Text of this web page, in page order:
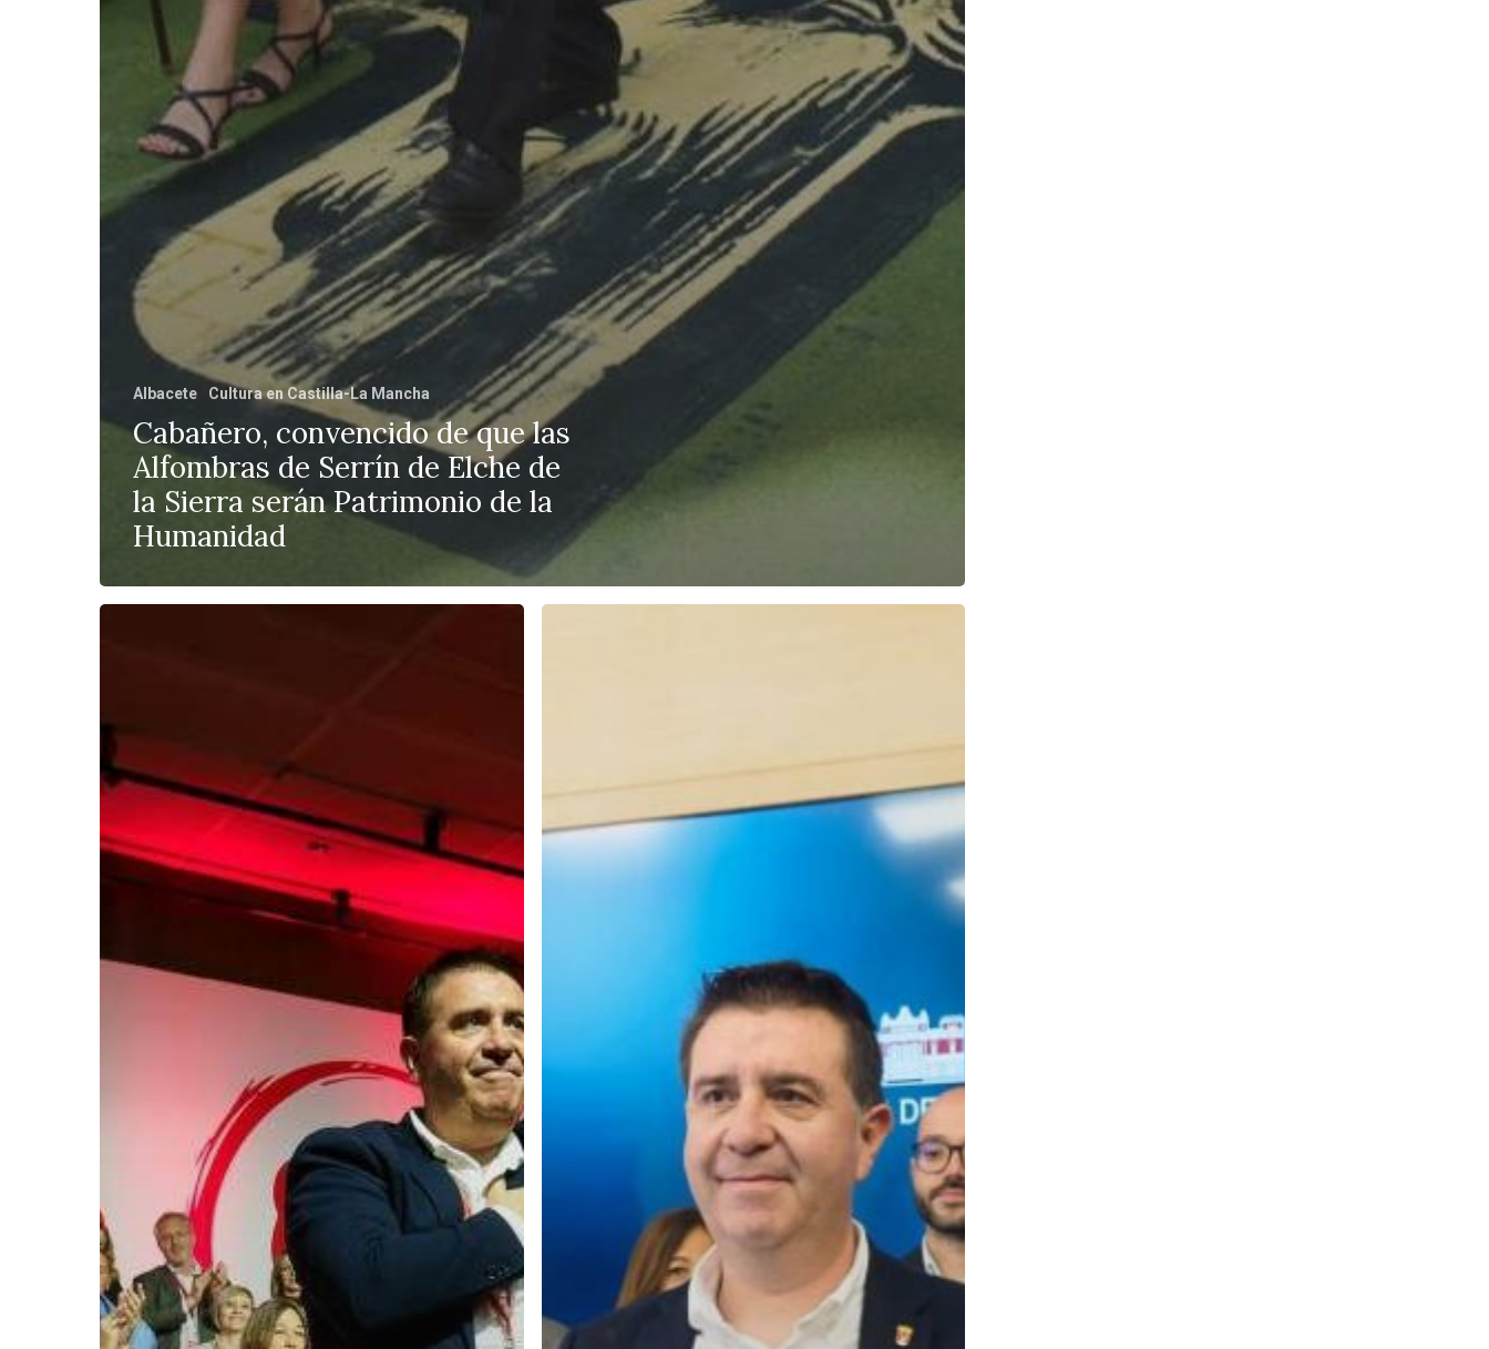
Albacete Cultura en Castilla-La Mancha
Cabañero, convencido de que las
Alfombras de Serrín de Elche de
la Sierra serán Patrimonio de la
Humanidad